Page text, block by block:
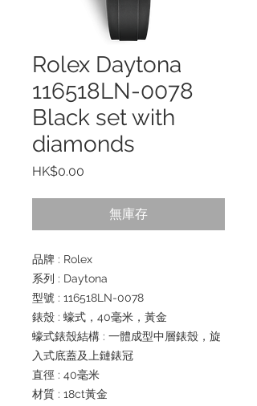
Rolex Daytona
116518LN-0078
Black set with
diamonds
HK$0.00
無庫存
品牌 : Rolex
系列 : Daytona
型號 : 116518LN-0078
錶殼 : 蠔式，40毫米，黃金
蠔式錶殼結構 : 一體成型中層錶殼，旋
入式底蓋及上鏈錶冠
直徑 : 40毫米
材質 : 18ct黃金